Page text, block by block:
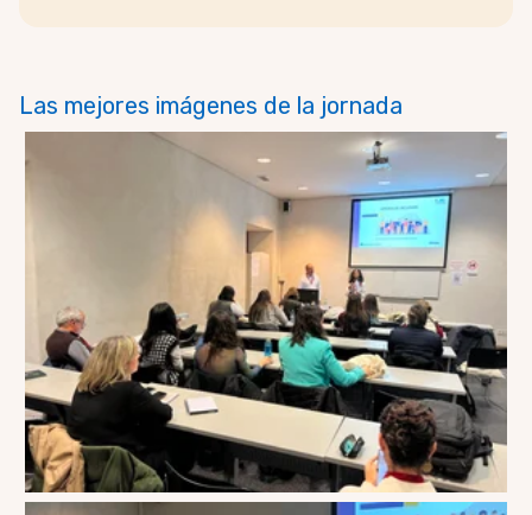
Las mejores imágenes de la jornada